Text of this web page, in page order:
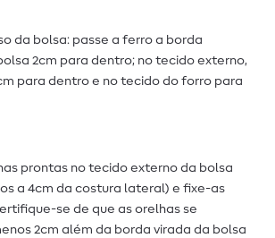
da bolsa: passe a ferro a borda
2cm para dentro; no tecido externo,
para dentro e no tecido do forro para
prontas no tecido externo da bolsa
a 4cm da costura lateral) e fixe-as
se de que as orelhas se
2cm além da borda virada da bolsa